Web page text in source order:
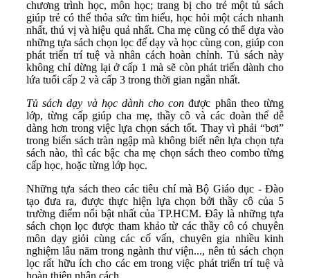
chương trình học, môn học; trang bị cho trẻ một tủ sách
giúp trẻ có thể thỏa sức tìm hiểu, học hỏi một cách nhanh
nhất, thú vị và hiệu quả nhất. Cha mẹ cũng có thể dựa vào
những tựa sách chọn lọc để dạy và học cùng con, giúp con
phát triển trí tuệ và nhân cách hoàn chỉnh. Tủ sách này
không chỉ dừng lại ở cấp 1 mà sẽ còn phát triển dành cho
lứa tuổi cấp 2 và cấp 3 trong thời gian ngắn nhất.
Tủ sách dạy và họcdành cho con được phân theo từng
lớp, từng cấp giúp cha mẹ, thầy cô và các đoàn thể dễ
dàng hơn trong việc lựa chọn sách tốt. Thay vì phải “bơi”
trong biển sách tràn ngập mà không biết nên lựa chọn tựa
sách nào, thì các bậc cha mẹ chọn sách theo combo từng
cấp học, hoặc từng lớp học.
Những tựa sách theo các tiêu chí mà Bộ Giáo dục - Đào
tạo đưa ra, được thực hiện lựa chọn bởi thầy cô của 5
trường điểm nổi bật nhất của TP.HCM. Đây là những tựa
sách chọn lọc được tham khảo từ các thầy cô có chuyên
môn dạy giỏi cùng các cố vấn, chuyên gia nhiều kinh
nghiệm lâu năm trong ngành thư viện..., nên tủ sách chọn
lọc rất hữu ích cho các em trong việc phát triển trí tuệ và
hoàn thiện nhân cách.